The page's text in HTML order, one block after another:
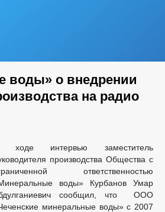
воды» о внедрении
на радио
ходе интервью заместитель
производства Общества с
ответственностью
воды» Курбанов Умар
сообщил, что ООО
минеральные воды» с 2007